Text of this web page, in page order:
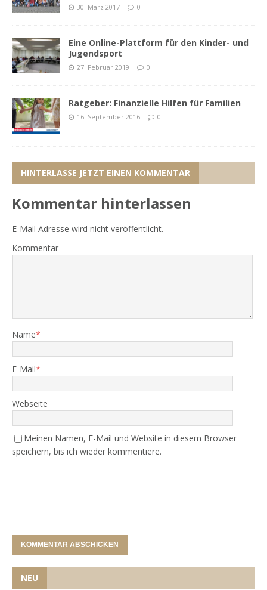
30. März 2017 0
Eine Online-Plattform für den Kinder- und
Jugendsport
27. Februar 2019 0
Ratgeber: Finanzielle Hilfen für Familien
16. September 2016 0
HINTERLASSE JETZT EINEN KOMMENTAR
Kommentar hinterlassen
E-Mail Adresse wird nicht veröffentlicht.
Kommentar
Name*
E-Mail*
Webseite
Meinen Namen, E-Mail und Website in diesem Browser
speichern, bis ich wieder kommentiere.
NEU